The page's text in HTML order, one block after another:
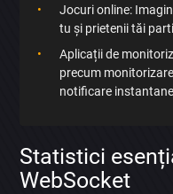
Jocuri online:
tu și prietenii tăi
Aplicații de
precum
notificare
Statistici
WebSocket